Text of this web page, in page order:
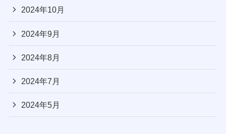
2024年10月
2024年9月
2024年8月
2024年7月
2024年5月